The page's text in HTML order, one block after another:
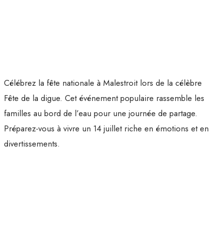
Célébrez la fête nationale à Malestroit lors de la célèbre
Fête de la digue. Cet événement populaire rassemble les
familles au bord de l’eau pour une journée de partage.
Préparez-vous à vivre un 14 juillet riche en émotions et en
divertissements.